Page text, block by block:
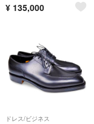
¥ 135,000
ドレス/ビジネス